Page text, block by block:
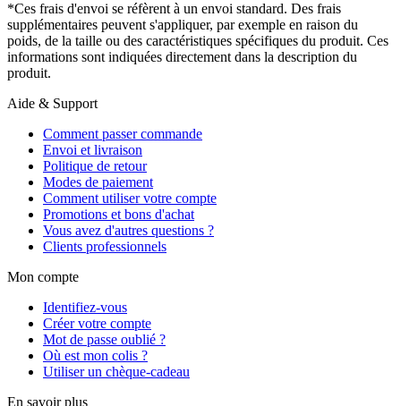
*Ces frais d'envoi se réfèrent à un envoi standard. Des frais
supplémentaires peuvent s'appliquer, par exemple en raison du
poids, de la taille ou des caractéristiques spécifiques du produit. Ces
informations sont indiquées directement dans la description du
produit.
Aide & Support
Comment passer commande
Envoi et livraison
Politique de retour
Modes de paiement
Comment utiliser votre compte
Promotions et bons d'achat
Vous avez d'autres questions ?
Clients professionnels
Mon compte
Identifiez-vous
Créer votre compte
Mot de passe oublié ?
Où est mon colis ?
Utiliser un chèque-cadeau
En savoir plus